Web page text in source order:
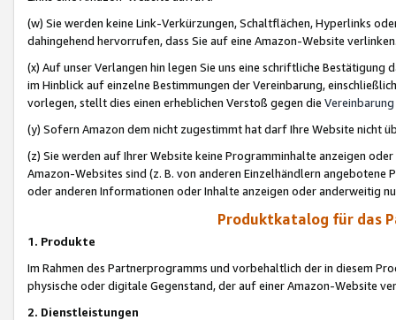
(w) Sie werden keine Link-Verkürzungen, Schaltflächen, Hyperlinks
dahingehend hervorrufen, dass Sie auf eine Amazon-Website
(x) Auf unser Verlangen hin legen Sie uns eine schriftliche
im Hinblick auf einzelne Bestimmungen der Vereinbarung,
vorlegen, stellt dies einen erheblichen Verstoß gegen die Vereinbarung
(y) Sofern Amazon dem nicht zugestimmt hat darf Ihre Website nicht
(z) Sie werden auf Ihrer Website keine Programminhalte anzeigen
Amazon-Websites sind (z. B. von anderen Einzelhändlern
oder anderen Informationen oder Inhalte anzeigen oder anderweitig
Produktkatalog für das
1. Produkte
Im Rahmen des Partnerprogramms und vorbehaltlich der in diesem
physische oder digitale Gegenstand, der auf einer Amazon-Website
2. Dienstleistungen